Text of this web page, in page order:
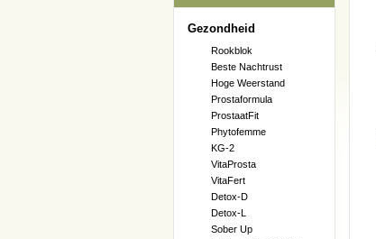
Gezondheid
Rookblok
Beste Nachtrust
Hoge Weerstand
Prostaformula
ProstaatFit
Phytofemme
KG-2
VitaProsta
VitaFert
Detox-D
Detox-L
Sober Up